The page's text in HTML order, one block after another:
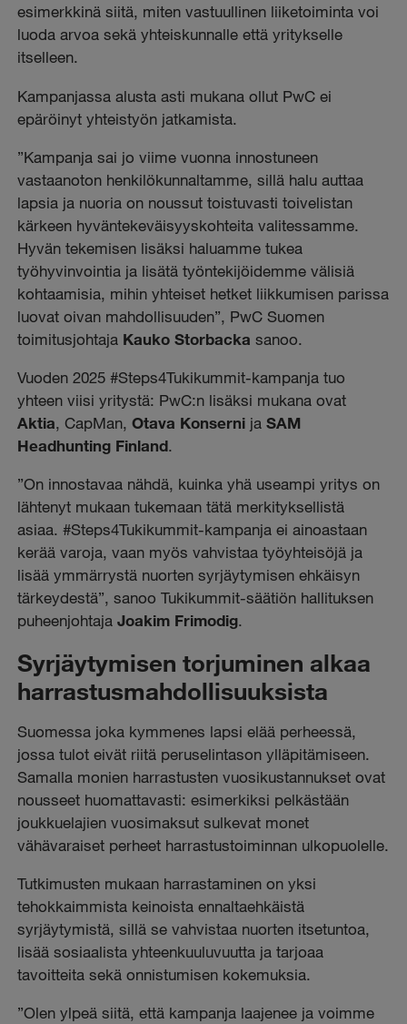
esimerkkinä siitä, miten vastuullinen liiketoiminta voi
luoda arvoa sekä yhteiskunnalle että yritykselle
itselleen.
Kampanjassa alusta asti mukana ollut PwC ei
epäröinyt yhteistyön jatkamista.
”Kampanja sai jo viime vuonna innostuneen
vastaanoton henkilökunnaltamme, sillä halu auttaa
lapsia ja nuoria on noussut toistuvasti toivelistan
kärkeen hyväntekeväisyyskohteita valitessamme.
Hyvän tekemisen lisäksi haluamme tukea
työhyvinvointia ja lisätä työntekijöidemme välisiä
kohtaamisia, mihin yhteiset hetket liikkumisen parissa
luovat oivan mahdollisuuden”, PwC Suomen
toimitusjohtaja Kauko Storbacka sanoo.
Vuoden 2025 #Steps4Tukikummit-kampanja tuo
yhteen viisi yritystä: PwC:n lisäksi mukana ovat
Aktia, CapMan,Otava Konserni jaSAM
Headhunting Finland.
”On innostavaa nähdä, kuinka yhä useampi yritys on
lähtenyt mukaan tukemaan tätä merkityksellistä
asiaa. #Steps4Tukikummit-kampanja ei ainoastaan
kerää varoja, vaan myös vahvistaa työyhteisöjä ja
lisää ymmärrystä nuorten syrjäytymisen ehkäisyn
tärkeydestä”, sanoo Tukikummit-säätiön hallituksen
puheenjohtajaJoakim Frimodig.
Syrjäytymisen torjuminen alkaa
harrastusmahdollisuuksista
Suomessa joka kymmenes lapsi elää perheessä,
jossa tulot eivät riitä peruselintason ylläpitämiseen.
Samalla monien harrastusten vuosikustannukset ovat
nousseet huomattavasti: esimerkiksi pelkästään
joukkuelajien vuosimaksut sulkevat monet
vähävaraiset perheet harrastustoiminnan ulkopuolelle.
Tutkimusten mukaan harrastaminen on yksi
tehokkaimmista keinoista ennaltaehkäistä
syrjäytymistä, sillä se vahvistaa nuorten itsetuntoa,
lisää sosiaalista yhteenkuuluvuutta ja tarjoaa
tavoitteita sekä onnistumisen kokemuksia.
”Olen ylpeä siitä, että kampanja laajenee ja voimme